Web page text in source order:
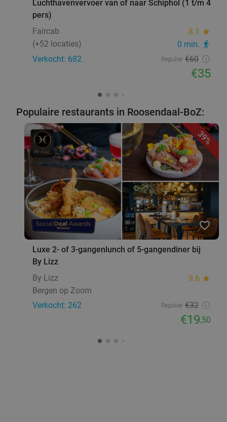
Luchthavenvervoer van of naar Schiphol (1 t/m 4
pers)
Faircab
8.1 star
(+52 locaties) 0 min. directions_walk
Verkocht: 682 Regulier €60
€35
Populaire restaurants in Roosendaal-BoZ:
39%
favorite_border
Luxe 2- of 3-gangenlunch of 5-gangendiner bij
By Lizz
By Lizz
9.6 star
Bergen op Zoom
Verkocht: 262
Regulier €32
€19,50